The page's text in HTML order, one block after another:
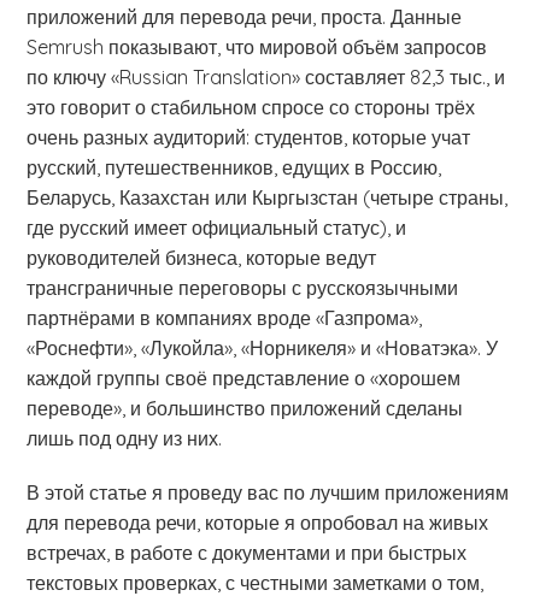
приложений для перевода речи, проста. Данные
Semrush показывают, что мировой объём запросов
по ключу «Russian Translation» составляет 82,3 тыс., и
это говорит о стабильном спросе со стороны трёх
очень разных аудиторий: студентов, которые учат
русский, путешественников, едущих в Россию,
Беларусь, Казахстан или Кыргызстан (четыре страны,
где русский имеет официальный статус), и
руководителей бизнеса, которые ведут
трансграничные переговоры с русскоязычными
партнёрами в компаниях вроде «Газпрома»,
«Роснефти», «Лукойла», «Норникеля» и «Новатэка». У
каждой группы своё представление о «хорошем
переводе», и большинство приложений сделаны
лишь под одну из них.
В этой статье я проведу вас по лучшим приложениям
для перевода речи, которые я опробовал на живых
встречах, в работе с документами и при быстрых
текстовых проверках, с честными заметками о том,